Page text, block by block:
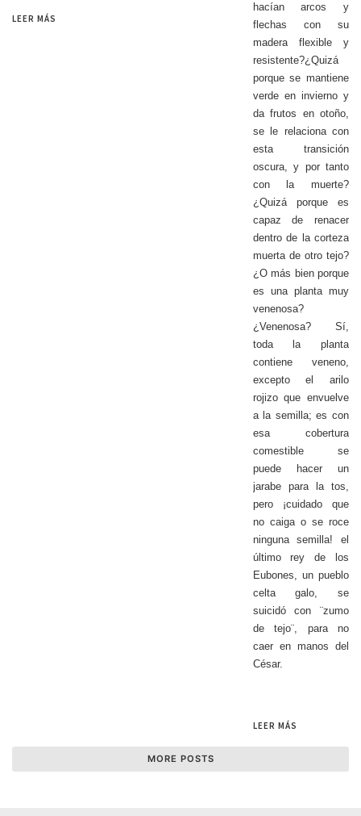
LEER MÁS
hacían arcos y
flechas con su
madera flexible y
resistente?¿Quizá
porque se mantiene
verde en invierno y
da frutos en otoño,
se le relaciona con
esta transición
oscura, y por tanto
con la muerte?
¿Quizá porque es
capaz de renacer
dentro de la corteza
muerta de otro tejo?
¿O más bien porque
es una planta muy
venenosa?
¿Venenosa? Sí,
toda la planta
contiene veneno,
excepto el arilo
rojizo que envuelve
a la semilla; es con
esa cobertura
comestible se
puede hacer un
jarabe para la tos,
pero ¡cuidado que
no caiga o se roce
ninguna semilla! el
último rey de los
Eubones, un pueblo
celta galo, se
suicidó con ¨zumo
de tejo¨, para no
caer en manos del
César.
LEER MÁS
MORE POSTS